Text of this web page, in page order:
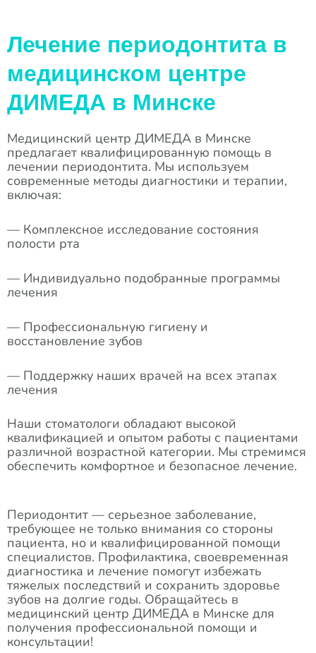
Лечение периодонтита в
медицинском центре
ДИМЕДА в Минске
Медицинский центр ДИМЕДА в Минске
предлагает квалифицированную помощь в
лечении периодонтита. Мы используем
современные методы диагностики и терапии,
включая:
— Комплексное исследование состояния
полости рта
— Индивидуально подобранные программы
лечения
— Профессиональную гигиену и
восстановление зубов
— Поддержку наших врачей на всех этапах
лечения
Наши стоматологи обладают высокой
квалификацией и опытом работы с пациентами
различной возрастной категории. Мы стремимся
обеспечить комфортное и безопасное лечение.
Периодонтит — серьезное заболевание,
требующее не только внимания со стороны
пациента, но и квалифицированной помощи
специалистов. Профилактика, своевременная
диагностика и лечение помогут избежать
тяжелых последствий и сохранить здоровье
зубов на долгие годы. Обращайтесь в
медицинский центр ДИМЕДА в Минске для
получения профессиональной помощи и
консультации!